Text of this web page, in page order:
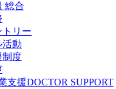
総合
リー
活動
制度
支援DOCTOR SUPPORT